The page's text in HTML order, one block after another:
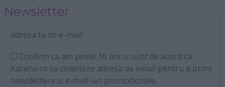
Newsletter
adresa ta de e-mail
Confirm ca am peste 16 ani si sunt de acord ca
Karena.ro sa colecteze adresa de email pentru a primi
newslettere si e-mail-uri promotionale.